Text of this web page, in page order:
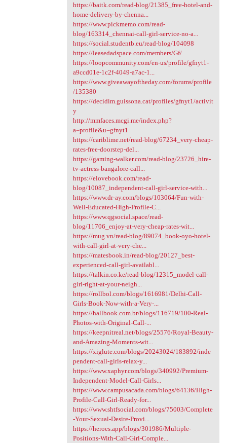
https://baitk.com/read-blog/21385_free-hotel-and-
home-delivery-by-chenna...
https://www.pickmemo.com/read-
blog/163314_chennai-call-girl-service-no-a...
https://social.studentb.eu/read-blog/104098
https://leasedadspace.com/members/Gf/
https://loopcommunity.com/en-us/profile/gfnyt1-
a9ccd01e-1c2f-4049-a7ac-1...
https://www.giveawayoftheday.com/forums/profile
/135380
https://decidim.guissona.cat/profiles/gfnyt1/activit
y
http://mmfaces.mcgi.me/index.php?
a=profile&u=gfnyt1
https://cariblime.net/read-blog/67234_very-cheap-
rates-free-doorstep-del...
https://gaming-walker.com/read-blog/23726_hire-
tv-actress-bangalore-call...
https://elovebook.com/read-
blog/10087_independent-call-girl-service-with...
https://www.dr-ay.com/blogs/103064/Fun-with-
Well-Educated-High-Profile-C...
https://www.qgsocial.space/read-
blog/11706_enjoy-at-very-cheap-rates-wit...
https://mug.vn/read-blog/89074_book-oyo-hotel-
with-call-girl-at-very-che...
https://matesbook.in/read-blog/20127_best-
experienced-call-girl-availabl...
https://talkin.co.ke/read-blog/12315_model-call-
girl-right-at-your-neigh...
https://rollbol.com/blogs/1616981/Delhi-Call-
Girls-Book-Now-with-a-Very-...
https://hallbook.com.br/blogs/116719/100-Real-
Photos-with-Original-Call-...
https://keepnitreal.net/blogs/25576/Royal-Beauty-
and-Amazing-Moments-wit...
https://xiglute.com/blogs/20243024/183892/inde
pendent-call-girls-relax-y...
https://www.xaphyr.com/blogs/340992/Premium-
Independent-Model-Call-Girls...
https://www.campusacada.com/blogs/64136/High-
Profile-Call-Girl-Ready-for...
https://www.shtfsocial.com/blogs/75003/Complete
-Your-Sexual-Desire-Provi...
https://heroes.app/blogs/301986/Multiple-
Positions-With-Call-Girl-Comple...